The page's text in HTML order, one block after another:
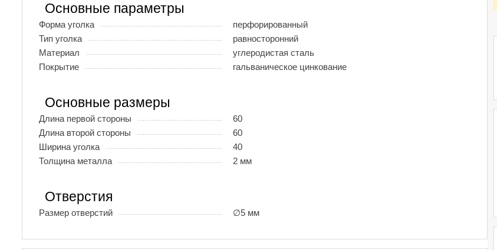
Основные параметры
Форма уголка
перфорированный
Тип уголка
равносторонний
Материал
углеродистая сталь
Покрытие
гальваническое цинкование
Основные размеры
Длина первой стороны
60
Длина второй стороны
60
Ширина уголка
40
Толщина металла
2 мм
Отверстия
Размер отверстий ∅5 мм